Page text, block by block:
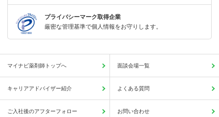
プライバシーマーク取得企業
厳密な管理基準で個人情報をお守りします。
マイナビ薬剤師トップへ 面談会場一覧
キャリアアドバイザー紹介 よくある質問
ご入社後のアフターフォロー お問い合わせ